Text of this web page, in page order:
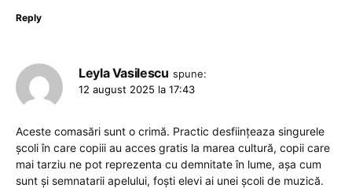
Reply
Leyla Vasilescu spune:
12 august 2025 la 17:43
Aceste comasări sunt o crimă. Practic desființeaza singurele
școli în care copiii au acces gratis la marea cultură, copii care
mai tarziu ne pot reprezenta cu demnitate în lume, așa cum
sunt și semnatarii apelului, foști elevi ai unei școli de muzică.